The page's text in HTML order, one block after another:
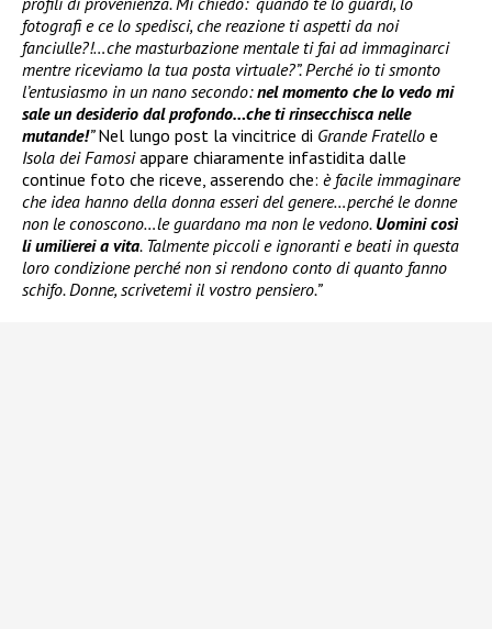
fotografi e ce lo spedisci, che reazione ti aspetti da noi
fanciulle?!…che masturbazione mentale ti fai ad immaginarci
mentre riceviamo la tua posta virtuale?”. Perché io ti smonto
l’entusiasmo in un nano secondo:nel momento che lo vedo mi
sale un desiderio dal profondo…che ti rinsecchisca nelle
mutande!”Nel lungo post la vincitrice di Grande Fratello e
Isola dei Famosiappare chiaramente infastidita dalle
continue foto che riceve, asserendo che: è facile immaginare
che idea hanno della donna esseri del genere…perché le donne
non le conoscono…le guardano ma non le vedono. Uomini così
li umilierei a vita. Talmente piccoli e ignoranti e beati in questa
loro condizione perché non si rendono conto di quanto fanno
schifo. Donne, scrivetemi il vostro pensiero.”